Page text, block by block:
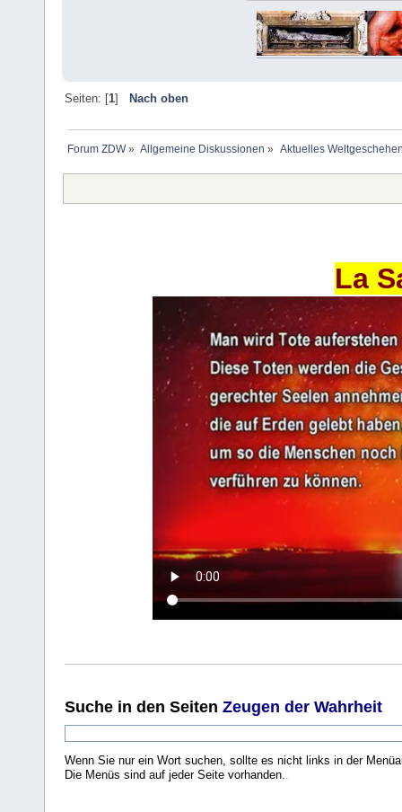
Seiten: [1] Nach oben
Forum ZDW» Allgemeine Diskussionen » Aktuelles
La
Suche in den Seiten Zeugen der Wahrheit
Wenn Sie nur ein Wort suchen, sollte es nicht links in der
Die Menüs sind auf jeder Seite vorhanden..